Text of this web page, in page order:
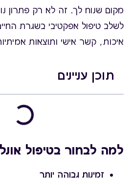
מקום שנוח לך. זה לא רק פתרון
לשלב טיפול אפקטיבי בשגרת
איכות, קשר אישי ותוצאות
תוכן עניינים
למה לבחור בטיפול
זמינות גבוהה יותר